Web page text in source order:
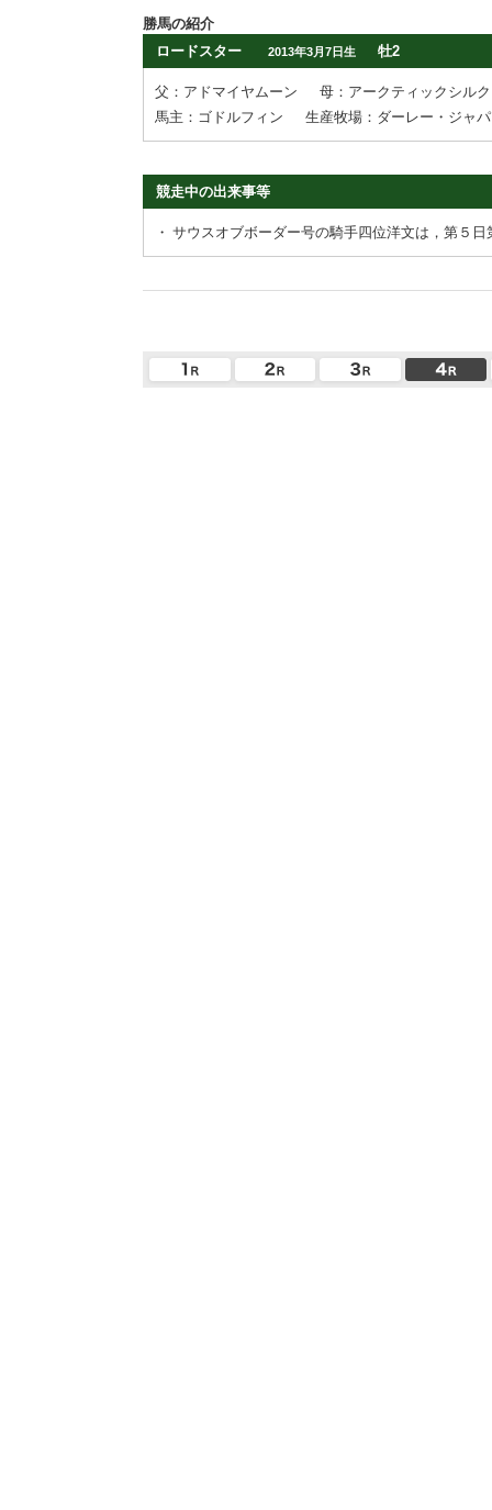
勝馬の紹介
ロードスター
2013年3月7日生 牡2
父：アドマイヤムーン
母：アークティックシルク
馬主：ゴドルフィン
生産牧場：ダーレー・ジャ
競走中の出来事等
・ サウスオブボーダー号の騎手四位洋文は，第５